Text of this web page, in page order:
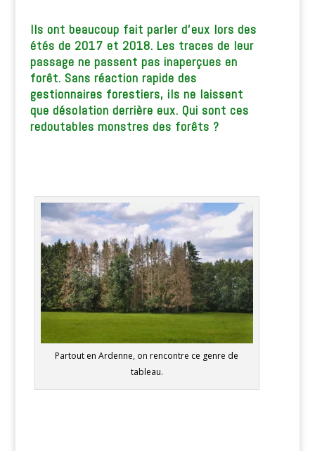
Ils ont beaucoup fait parler d’eux lors des
étés de 2017 et 2018. Les traces de leur
passage ne passent pas inaperçues en
forêt. Sans réaction rapide des
gestionnaires forestiers, ils ne laissent
que désolation derrière eux. Qui sont ces
redoutables monstres des forêts ?
Partout en Ardenne, on rencontre ce genre de
tableau.